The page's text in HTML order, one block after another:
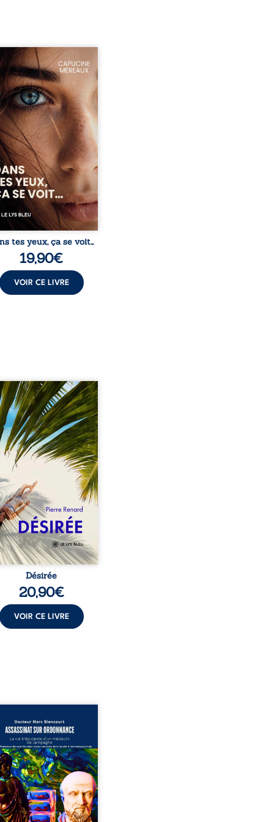
ans, Violette peine à
sa place dans la
Entre timidité,
et peur du
elle avance avec le
d’être différente,
comprendre pleinement
l’habite. Sa rencontre
Louise bouleverse ses
et fait naître en elle
émotions longtemps
Des années plus
alors qu’elle s’apprête à ...
tes yeux, ça se voit…
19,90€
VOIR CE LIVRE
Pierre, jeune retraité,
qu’il est devenu une
femme métissée de
ans. À peine a-t-il
à apprivoiser ce
corps qu’Ange surgit
sa vie et fait vaciller
ses certitudes. Entre
est immédiate,
jusqu’à ce qu’un
familial fasse planer
: et s’ils étaient
demi-frère et ...
Désirée
20,90€
VOIR CE LIVRE
sur ordonnance –
trépidante d’un médecin
est la réédition
et actualisée du
du Docteur Marc
ancien médecin de
qui revient sur son
médical, syndical et
Depuis septembre
il raconte le long combat